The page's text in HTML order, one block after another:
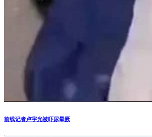
前线记者卢宇光被吓尿晕厥